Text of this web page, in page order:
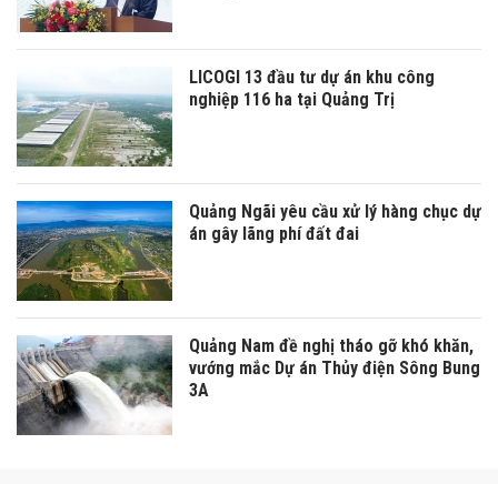
LICOGI 13 đầu tư dự án khu công
nghiệp 116 ha tại Quảng Trị
Quảng Ngãi yêu cầu xử lý hàng chục dự
án gây lãng phí đất đai
Quảng Nam đề nghị tháo gỡ khó khăn,
vướng mắc Dự án Thủy điện Sông Bung
3A